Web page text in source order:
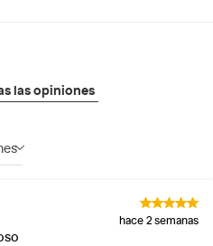
las opiniones
hace 2 semanas